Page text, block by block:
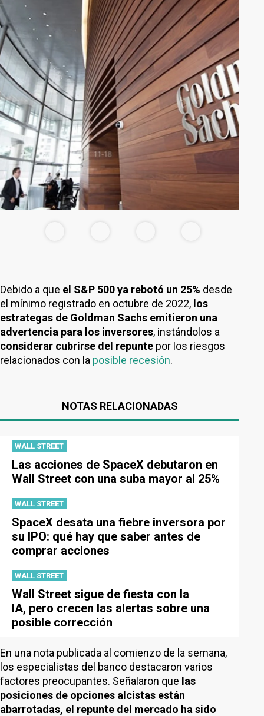
Debido a que el S&P 500 ya rebotó un 25% desde
el mínimo registrado en octubre de 2022, los
estrategas de Goldman Sachs emitieron una
advertencia para los inversores, instándolos a
considerar cubrirse del repunte por los riesgos
relacionados con la posible recesión.
NOTAS RELACIONADAS
WALL STREET
Las acciones de SpaceX debutaron en
Wall Street con una suba mayor al 25%
WALL STREET
SpaceX desata una fiebre inversora por
su IPO: qué hay que saber antes de
comprar acciones
WALL STREET
Wall Street sigue de fiesta con la
IA, pero crecen las alertas sobre una
posible corrección
En una nota publicada al comienzo de la semana,
los especialistas del banco destacaron varios
factores preocupantes. Señalaron que las
posiciones de opciones alcistas están
abarrotadas, el repunte del mercado ha sido